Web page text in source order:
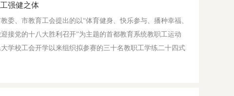
强健之体
委、市教育工会提出的以“体育健身、快乐参与、播种幸福、
接党的十八大胜利召开”为主题的首都教育系统教职工运动
学校工会开学以来组织拟参赛的三十名教职工学练二十四式